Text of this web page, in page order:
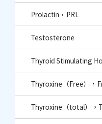
Prolactin，PRL
Testosterone
Thyroid Stimulating
Thyroxine（Free），
Thyroxine（total），